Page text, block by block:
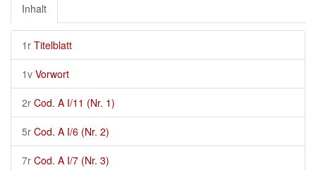
Inhalt
1r Titelblatt
1v Vorwort
2r Cod. A I/11 (Nr. 1)
5r Cod. A I/6 (Nr. 2)
7r Cod. A I/7 (Nr. 3)